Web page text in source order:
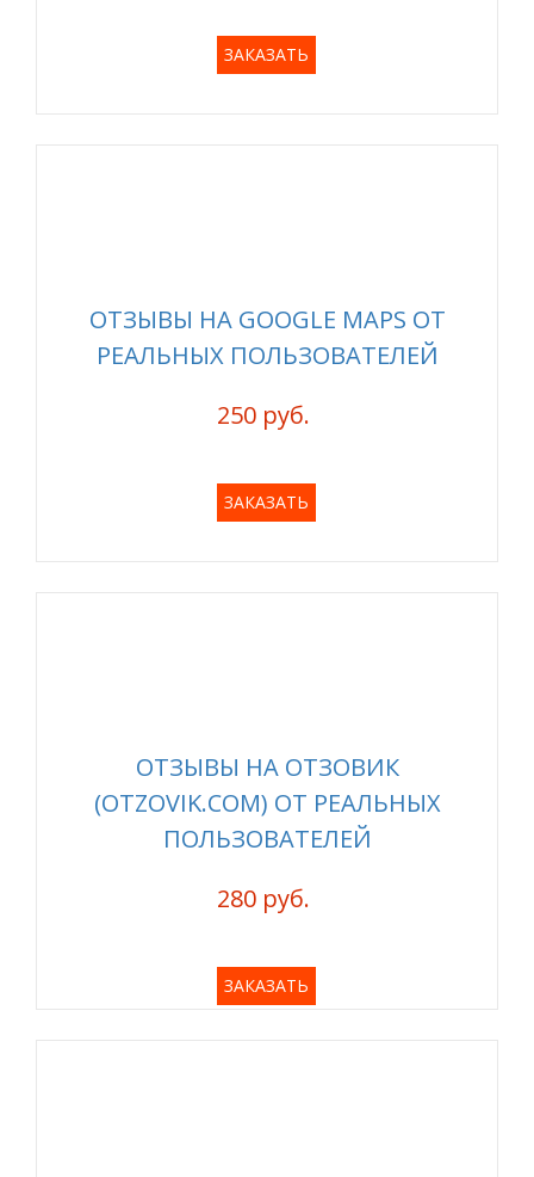
ЗАКАЗАТЬ
ОТЗЫВЫ НА GOOGLE MAPS ОТ
РЕАЛЬНЫХ ПОЛЬЗОВАТЕЛЕЙ
250 руб.
ЗАКАЗАТЬ
ОТЗЫВЫ НА ОТЗОВИК
(OTZOVIK.COM) ОТ РЕАЛЬНЫХ
ПОЛЬЗОВАТЕЛЕЙ
280 руб.
ЗАКАЗАТЬ